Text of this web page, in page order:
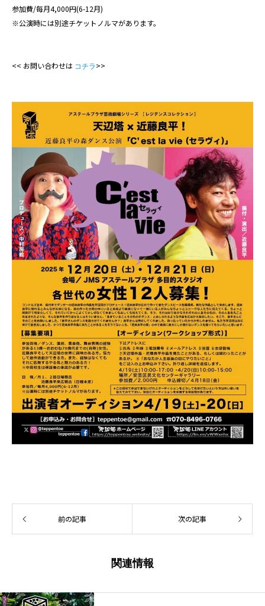
参加費/每月4,000円(6-12月)
※公演時には別途チケットノルマがあります。
<< お問い合わせは コチラ >>
前の記事 次の記事
関連情報